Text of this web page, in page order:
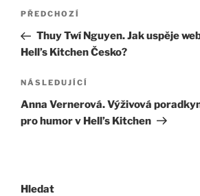
Navigace
příspěvek
Předchozí
příspěvek
PŘEDCHOZÍ
Thuy Twí Nguyen. Jak uspěje
Hell’s Kitchen Česko?
Následující
příspěvek
NÁSLEDUJÍCÍ
Anna Vernerová. Výživová
pro humor v Hell’s Kitchen
Hledat